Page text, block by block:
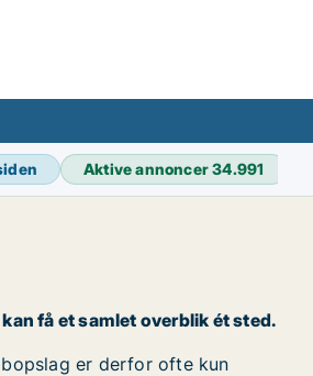
Aktive annoncer34.991
få et samlet overblik ét sted.
er derfor ofte kun